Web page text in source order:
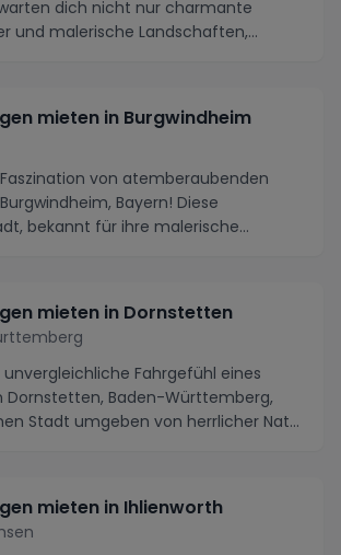
dich nicht nur charmante
und malerische Landschaften,
mieten in Burgwindheim
Faszination von atemberaubenden
Bayern! Diese
bekannt für ihre malerische
mieten in Dornstetten
unvergleichliche Fahrgefühl eines
Dornstetten, Baden-Württemberg,
Stadt umgeben von herrlicher Natur
mieten in Ihlienworth